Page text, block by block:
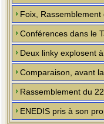
Foix,
Conférences dans le
Deux linky explosent
Comparaison, avant
Rassemblement du
ENEDIS pris à son